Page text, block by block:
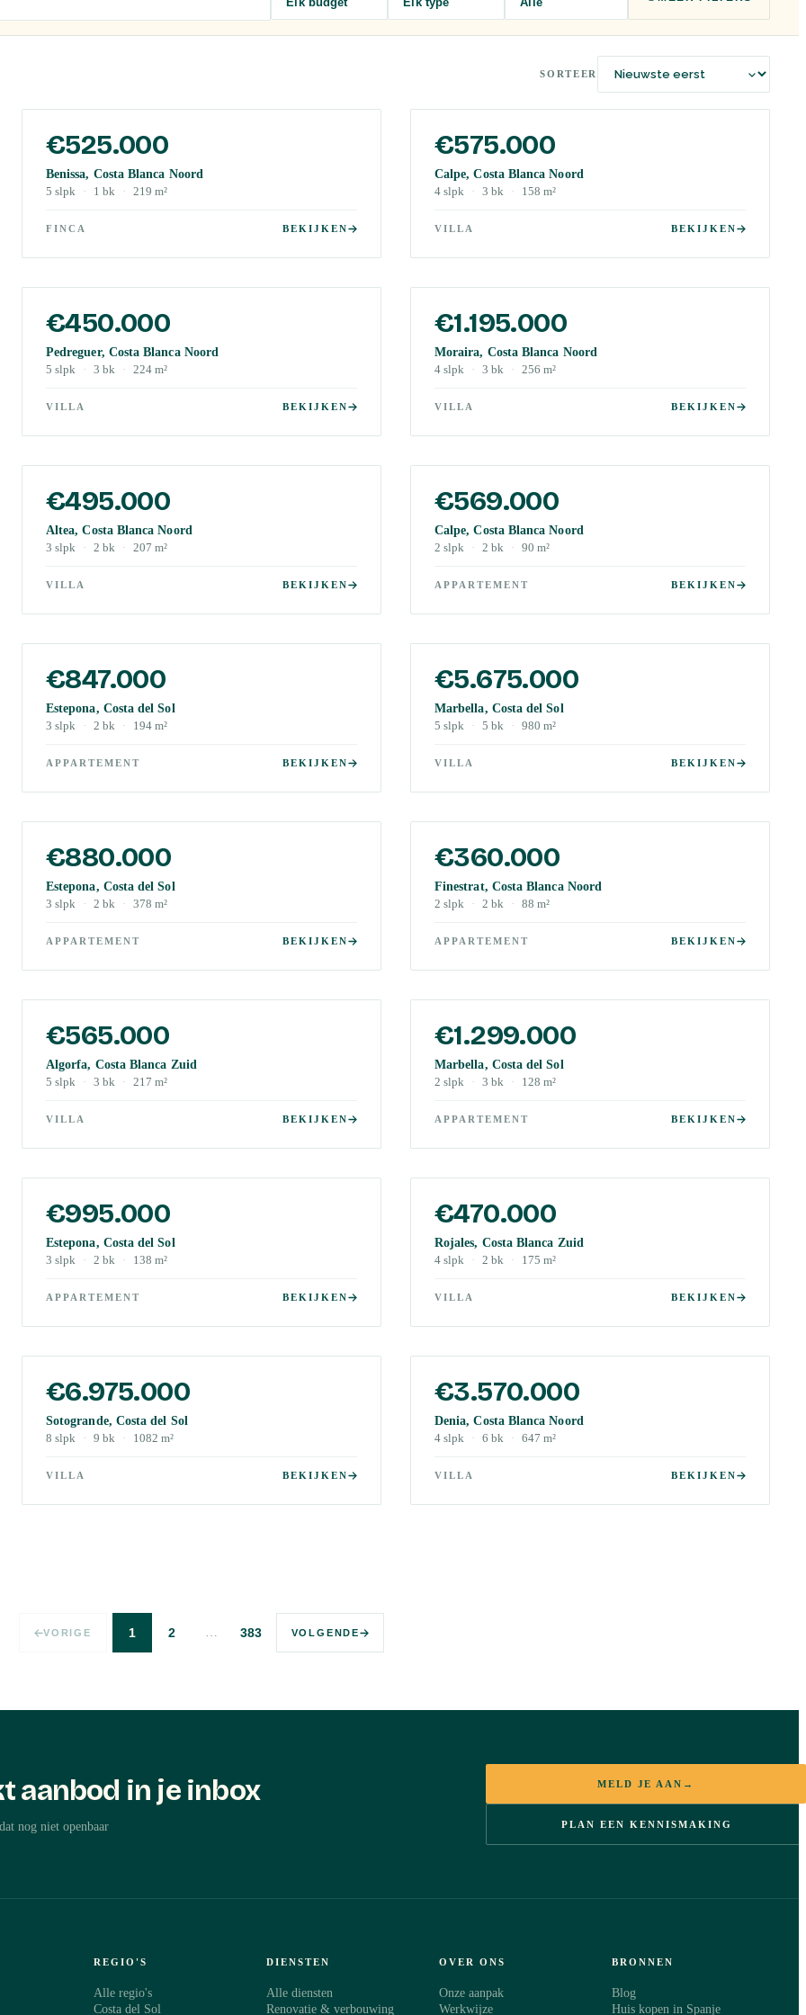
SORTEER
€525.000
Benissa, Costa Blanca Noord
5 slpk · 1 bk · 219 m²
FINCA BEKIJKEN
€575.000
Calpe, Costa Blanca Noord
4 slpk · 3 bk · 158 m²
VILLA BEKIJKEN
€450.000
Pedreguer, Costa Blanca Noord
5 slpk · 3 bk · 224 m²
VILLA BEKIJKEN
€1.195.000
Moraira, Costa Blanca Noord
4 slpk · 3 bk · 256 m²
VILLA BEKIJKEN
€495.000
Altea, Costa Blanca Noord
3 slpk · 2 bk · 207 m²
VILLA BEKIJKEN
€569.000
Calpe, Costa Blanca Noord
2 slpk · 2 bk · 90 m²
APPARTEMENT BEKIJKEN
€847.000
Estepona, Costa del Sol
3 slpk · 2 bk · 194 m²
APPARTEMENT BEKIJKEN
€5.675.000
Marbella, Costa del Sol
5 slpk · 5 bk · 980 m²
VILLA BEKIJKEN
€880.000
Estepona, Costa del Sol
3 slpk · 2 bk · 378 m²
APPARTEMENT BEKIJKEN
€360.000
Finestrat, Costa Blanca Noord
2 slpk · 2 bk · 88 m²
APPARTEMENT BEKIJKEN
€565.000
Algorfa, Costa Blanca Zuid
5 slpk · 3 bk · 217 m²
VILLA BEKIJKEN
€1.299.000
Marbella, Costa del Sol
2 slpk · 3 bk · 128 m²
APPARTEMENT BEKIJKEN
€995.000
Estepona, Costa del Sol
3 slpk · 2 bk · 138 m²
APPARTEMENT BEKIJKEN
€470.000
Rojales, Costa Blanca Zuid
4 slpk · 2 bk · 175 m²
VILLA BEKIJKEN
€6.975.000
Sotogrande, Costa del Sol
8 slpk · 9 bk · 1082 m²
VILLA BEKIJKEN
€3.570.000
Denia, Costa Blanca Noord
4 slpk · 6 bk · 647 m²
VILLA BEKIJKEN
VORIGE 1 2 … 383 VOLGENDE
aanbod in je inbox
nog niet openbaar
MELD JE AAN →
PLAN EEN KENNISMAKING
REGIO'S
Alle regio's
Costa del Sol
DIENSTEN
Alle diensten
Renovatie & verbouwing
OVER ONS
Onze aanpak
Werkwijze
BRONNEN
Blog
Huis kopen in Spanje